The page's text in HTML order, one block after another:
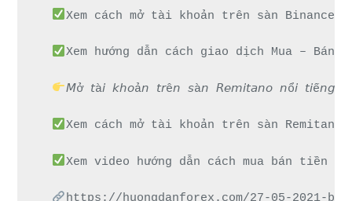
Xem cách mở tài khoản trên sàn Binance
Xem hướng dẫn cách giao dịch Mua –
𝘔ở 𝘵à𝘪 𝘬𝘩𝘰ả𝘯 𝘵𝘳ê𝘯 𝘴à𝘯 𝘙𝘦𝘮𝘪𝘵𝘢𝘯𝘰 𝘯ổ𝘪
Xem cách mở tài khoản trên sàn
Xem video hướng dẫn cách mua bán tiền